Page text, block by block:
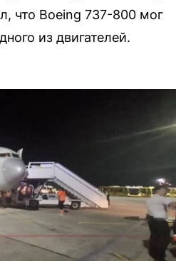
что Boeing 737-800 мог
из двигателей.